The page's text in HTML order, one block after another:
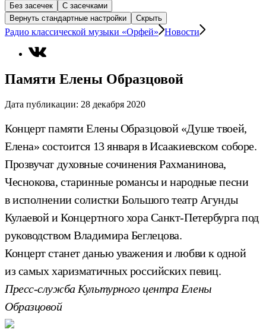
Без засечек
С засечками
Вернуть стандартные настройки
Скрыть
Радио классической музыки «Орфей» Новости
Памяти Елены Образцовой
Дата публикации: 28 декабря 2020
Концерт памяти Елены Образцовой «Душе твоей,
Елена» состоится 13 января в Исаакиевском соборе.
Прозвучат духовные сочинения Рахманинова,
Чеснокова, старинные романсы и народные песни
в исполнении солистки Большого театр Агунды
Кулаевой и Концертного хора Санкт-Петербурга под
руководством Владимира Беглецова.
Концерт станет данью уважения и любви к одной
из самых харизматичных российских певиц.
Пресс-служба Культурного центра Елены
Образцовой